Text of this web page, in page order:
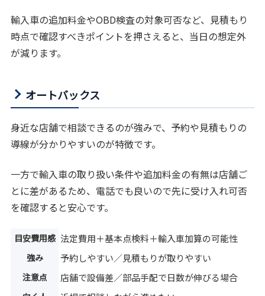
輸入車の追加料金やOBD検査の対象可否など、見積もり
時点で確認すべきポイントを押さえると、当日の想定外
が減ります。
オートバックス
身近な店舗で相談できるのが強みで、予約や見積もりの
導線が分かりやすいのが特徴です。
一方で輸入車の取り扱い条件や追加料金の有無は店舗ご
とに差があるため、電話でも良いので先に受け入れ可否
を確認すると安心です。
目安費用感 法定費用＋基本点検料＋輸入車加算の可能性
強み 予約しやすい／見積もりが取りやすい
注意点 店舗で設備差／部品手配で日数が伸びる場合